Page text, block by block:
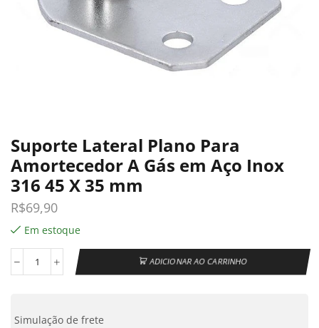
Suporte Lateral Plano Para
Amortecedor A Gás em Aço Inox
316 45 X 35 mm
R$69,90
Em estoque
ADICIONAR AO CARRINHO
Simulação de frete